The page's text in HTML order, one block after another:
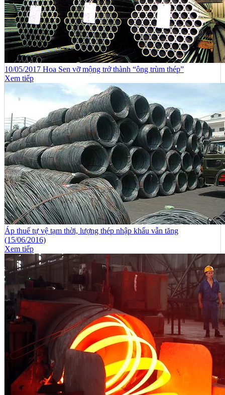
10/05/2017 Hoa Sen vỡ mộng trở thành “ông trùm thép”
Xem tiếp
Áp thuế tự vệ tạm thời, lượng thép nhập khẩu vẫn tăng
(15/06/2016)
Xem tiếp